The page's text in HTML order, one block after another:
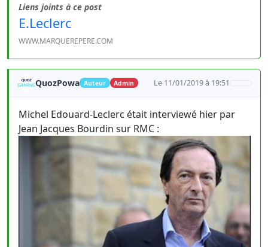
Liens joints à ce post
E.Leclerc
WWW.MARQUEREPERE.COM
QuozPowa Auteur Admin Le 11/01/2019 à 19:51
Michel Edouard-Leclerc était interviewé hier par
Jean Jacques Bourdin sur RMC :